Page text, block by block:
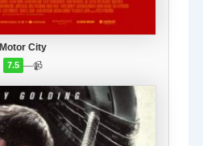
Motor City
7.5 —📹